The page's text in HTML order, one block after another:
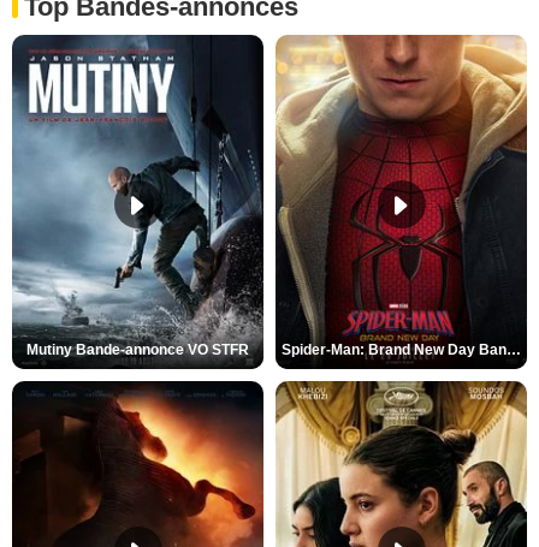
Top Bandes-annonces
Mutiny Bande-annonce VO STFR Spider-Man: Brand New Day Bande-annonce VO STFR